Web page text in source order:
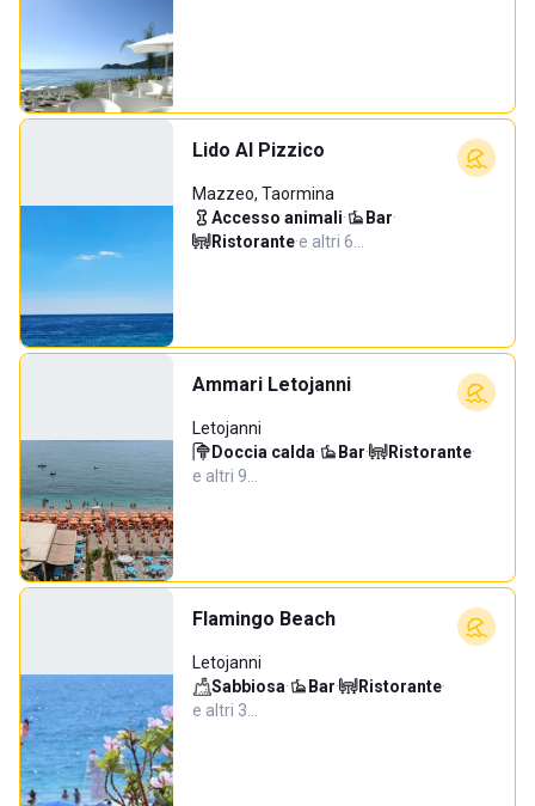
Lido Al Pizzico
Mazzeo, Taormina
Accesso animali· Bar·
Ristorante·e altri 6…
Ammari Letojanni
Letojanni
Doccia calda· Bar· Ristorante·
e altri 9…
Flamingo Beach
Letojanni
Sabbiosa· Bar· Ristorante·
e altri 3…